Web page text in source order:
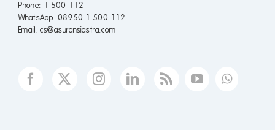
Phone: 1 500 112
WhatsApp: 08950 1 500 112
Email: cs@asuransiastra.com